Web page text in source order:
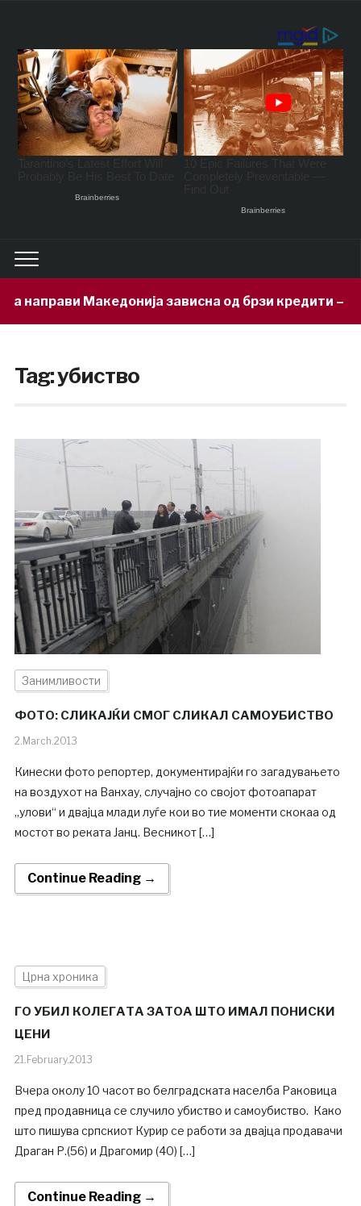
Македонија зависна од брзи кредити –
Tag:убиство
Занимливости
ФОТО: СЛИКАЈЌИ СМОГ СЛИКАЛ САМОУБИСТВО
2.March.2013
Кинески фото репортер, документирајќи го загадувањето
на воздухот на Ванхау, случајно со својот фотоапарат
„улови“ и двајца млади луѓе кои во тие моменти скокаа од
мостот во реката Јанц. Весникот […]
Continue Reading →
Црна хроника
ГО УБИЛ КОЛЕГАТА ЗАТОА ШТО ИМАЛ ПОНИСКИ
ЦЕНИ
21.February.2013
Вчера околу 10 часот во белградската населба Раковица
пред продавница се случило убиство и самоубиство. Како
што пишува српскиот Курир се работи за двајца продавачи
Драган Р.(56) и Драгомир (40) […]
Continue Reading →